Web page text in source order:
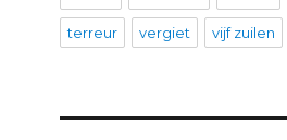
terreur vergiet vijf zuilen